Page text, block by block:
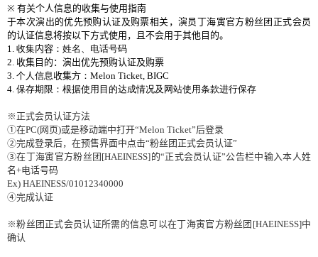
※ 有关个人信息的收集与使用指南
于本次演出的优先预购认证及购票相关 ，演员丁海寅官方粉丝团正式会员
的认证信息将按以下方式使用，且不会用于其他目的。
1. 收集内容 ：姓名、电话号码
2. 收集目的：演出优先预购认证及购票
3. 个人信息收集方： Melon Ticket, BIGC
4. 保存期限：根据使用目的达成情况及网站使用条款进行保存
※正式会员认证方法
①在PC(网页)或是移动端中打开“Melon Ticket”后登录
②完成登录后，在预售界面中点击“粉丝团 正式会员认证”
③在丁海寅官方粉丝团 [HAEINESS]的“正式会员认证”公告栏中输入本人姓
名+电话号码
Ex) HAEINESS/01012340000
④完成认证
※粉丝团 正式会员认证所需的信息可以在丁海寅官方粉丝团 [HAEINESS]中
确认